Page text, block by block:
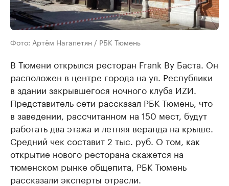
Фото: Артём Нагапетян / РБК Тюмень
В Тюмени открылся ресторан Frank By Баста. Он
расположен в центре города на ул. Республики
в здании закрывшегося ночного клуба ИZИ.
Представитель сети рассказал РБК Тюмень, что
в заведении, рассчитанном на 150 мест, будут
работать два этажа и летняя веранда на крыше.
Средний чек составит 2 тыс. руб. О том, как
открытие нового ресторана скажется на
тюменском рынке общепита, РБК Тюмень
рассказали эксперты отрасли.